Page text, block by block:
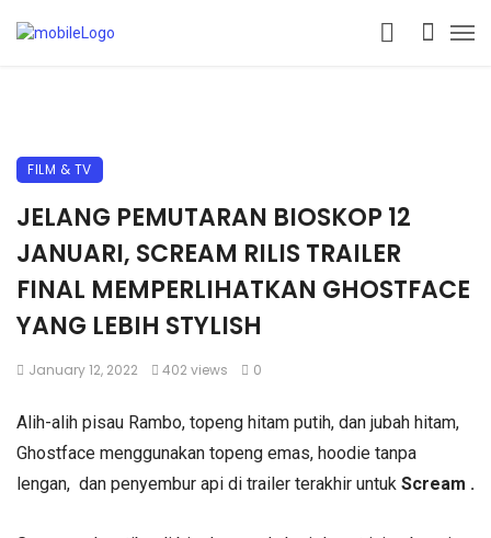
FILM & TV
JELANG PEMUTARAN BIOSKOP 12
JANUARI, SCREAM RILIS TRAILER
FINAL MEMPERLIHATKAN GHOSTFACE
YANG LEBIH STYLISH
January 12, 2022 402 views 0
Alih-alih pisau Rambo, topeng hitam putih, dan jubah hitam,
Ghostface menggunakan topeng emas, hoodie tanpa
lengan, dan penyembur api di trailer terakhir untuk Scream .